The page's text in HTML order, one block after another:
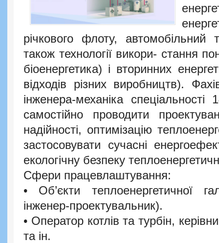
річкового флоту, автомобільний
також технології викори- стання
біоенергетика) і вторинних
відходів різних виробництв).
інженера-механіка спеціальності
самостійно проводити
надійності, оптимізацію
застосовувати сучасні
екологічну безпеку
Сфери працевлаштування:
• Об’єкти теплоенергетичної
інженер-проектувальник).
• Оператор котлів та турбін,
та ін.